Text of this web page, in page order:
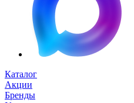
Каталог
Акции
Бренды